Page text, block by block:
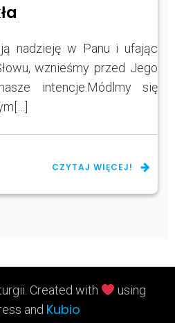
nadzieję w Panu i ufając
wznieśmy przed Jego
intencje.Módlmy się
CZYTAJ WIĘCEJ!
Created with
using
and Kubio